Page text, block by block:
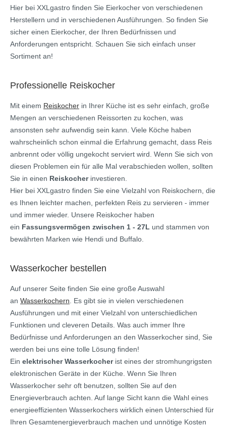
Hier bei XXLgastro finden Sie Eierkocher von verschiedenen
Herstellern und in verschiedenen Ausführungen. So finden Sie
sicher einen Eierkocher, der Ihren Bedürfnissen und
Anforderungen entspricht. Schauen Sie sich einfach unser
Sortiment an!
Professionelle Reiskocher
Mit einem Reiskocher in Ihrer Küche ist es sehr einfach, große
Mengen an verschiedenen Reissorten zu kochen, was
ansonsten sehr aufwendig sein kann. Viele Köche haben
wahrscheinlich schon einmal die Erfahrung gemacht, dass Reis
anbrennt oder völlig ungekocht serviert wird. Wenn Sie sich von
diesen Problemen ein für alle Mal verabschieden wollen, sollten
Sie in einen Reiskocher investieren.
Hier bei XXLgastro finden Sie eine Vielzahl von Reiskochern, die
es Ihnen leichter machen, perfekten Reis zu servieren - immer
und immer wieder. Unsere Reiskocher haben
ein Fassungsvermögen zwischen 1 - 27L und stammen von
bewährten Marken wie Hendi und Buffalo.
Wasserkocher bestellen
Auf unserer Seite finden Sie eine große Auswahl
an Wasserkochern . Es gibt sie in vielen verschiedenen
Ausführungen und mit einer Vielzahl von unterschiedlichen
Funktionen und cleveren Details. Was auch immer Ihre
Bedürfnisse und Anforderungen an den Wasserkocher sind, Sie
werden bei uns eine tolle Lösung finden!
Ein elektrischer Wasserkocherist eines der stromhungrigsten
elektronischen Geräte in der Küche. Wenn Sie Ihren
Wasserkocher sehr oft benutzen, sollten Sie auf den
Energieverbrauch achten. Auf lange Sicht kann die Wahl eines
energieeffizienten Wasserkochers wirklich einen Unterschied für
Ihren Gesamtenergieverbrauch machen und unnötige Kosten